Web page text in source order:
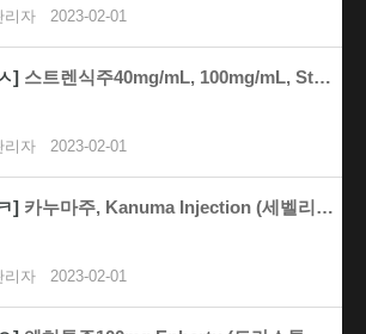
리자 2023-02-01
] 스트렌식주40mg/mL, 100mg/mL, Strens..
리자 2023-02-01
] 카누마주, Kanuma Injection (세벨리파제알..
리자 2023-02-01